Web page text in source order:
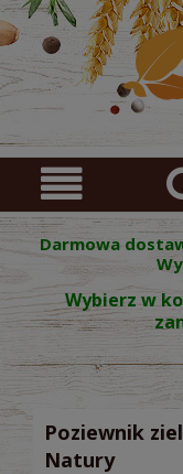
Darmowa
Wybierz w
Poziewnik
Natury